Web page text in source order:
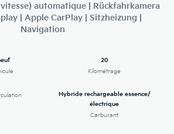
vitesse) automatique | Rückfahrkamera
| Apple CarPlay | Sitzheizung |
Navigation
20
Kilométrage
Hybride rechargeable essence/
électrique
Carburant